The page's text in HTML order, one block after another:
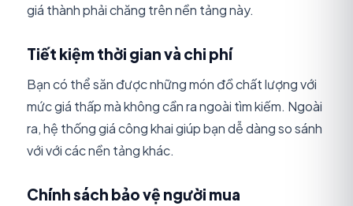
giá thành phải chăng trên nền tảng này.
Tiết kiệm thời gian và chi phí
Bạn có thể săn được những món đồ chất lượng với
mức giá thấp mà không cần ra ngoài tìm kiếm. Ngoài
ra, hệ thống giá công khai giúp bạn dễ dàng so sánh
với với các nền tảng khác.
Chính sách bảo vệ người mua